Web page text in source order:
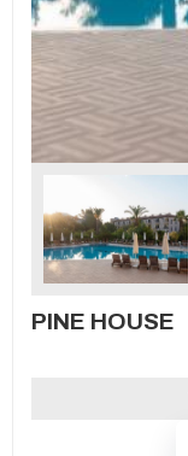
PINE HOUSE